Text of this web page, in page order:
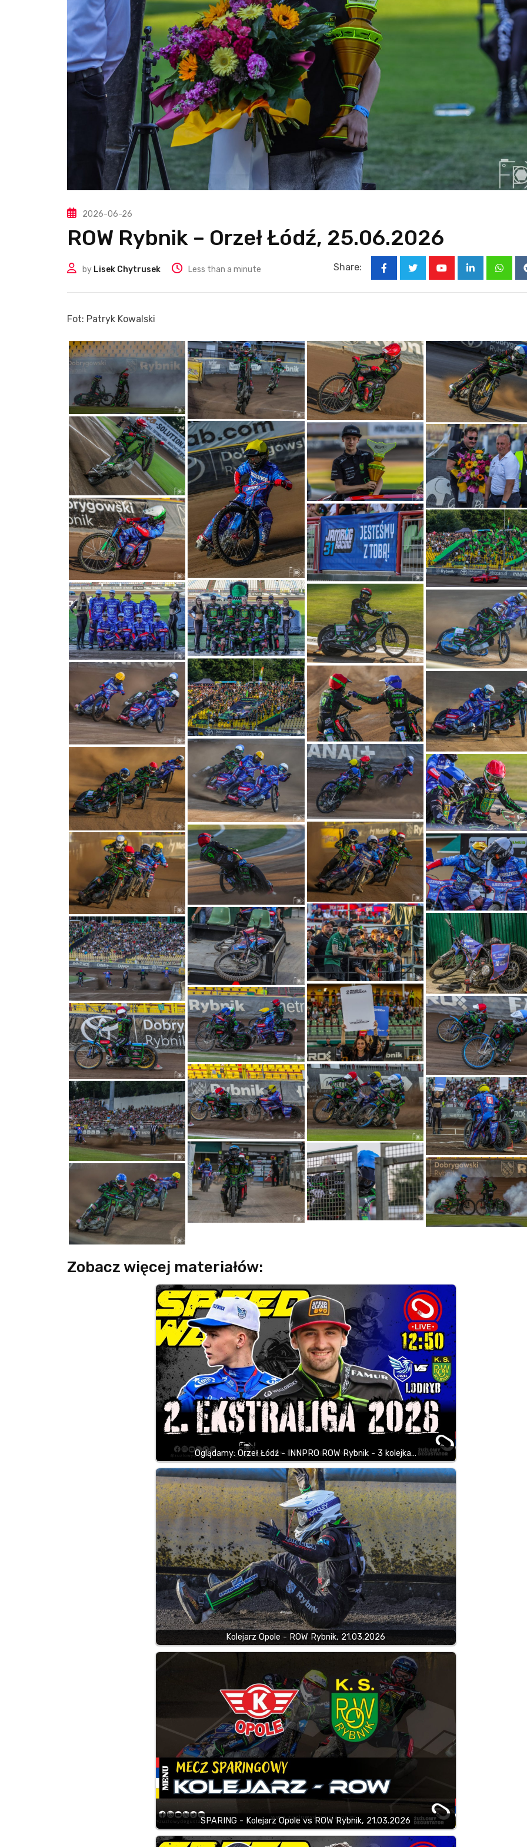
2026-06-26
ROW Rybnik – Orzeł Łódź, 25.06.2026
by Lisek Chytrusek Less than a minute Share:
LinkedIn
Fot: Patryk Kowalski
Zobacz więcej materiałów:
Oglądamy: Orzeł Łódź - INNPRO ROW Rybnik - 3 kolejka…
Kolejarz Opole - ROW Rybnik, 21.03.2026
SPARING - Kolejarz Opole vs ROW Rybnik, 21.03.2026